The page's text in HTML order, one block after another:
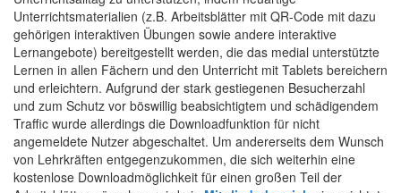
Unterrichtsmaterialien (z.B. Arbeitsblätter mit QR-Code mit dazu
gehörigen interaktiven Übungen sowie andere interaktive
Lernangebote) bereitgestellt werden, die das medial unterstützte
Lernen in allen Fächern und den Unterricht mit Tablets bereichern
und erleichtern. Aufgrund der stark gestiegenen Besucherzahl
und zum Schutz vor böswillig beabsichtigtem und schädigendem
Traffic wurde allerdings die Downloadfunktion für nicht
angemeldete Nutzer abgeschaltet. Um andererseits dem Wunsch
von Lehrkräften entgegenzukommen, die sich weiterhin eine
kostenlose Downloadmöglichkeit für einen großen Teil der